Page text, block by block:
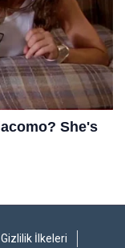
Gizlilik İlkeleri